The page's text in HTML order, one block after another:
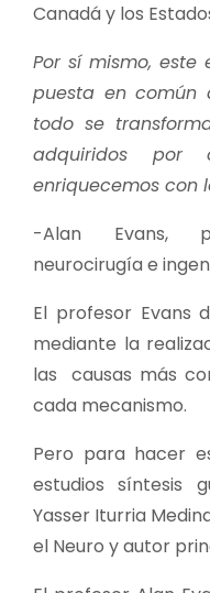
Canadá y los
Por sí mismo, este
puesta en común
todo se
adquiridos
enriquecemos con
-Alan Evans,
neurocirugía e
El profesor Evans
mediante la
las causas más
cada mecanismo.
Pero para hacer
estudios síntesis
Yasser Iturria
el Neuro y autor